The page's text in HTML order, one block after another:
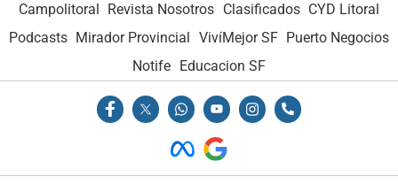
Campolitoral Revista Nosotros Clasificados CYD Litoral
Podcasts Mirador Provincial VivíMejor SF Puerto Negocios
Notife
Educacion SF